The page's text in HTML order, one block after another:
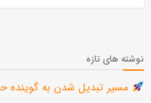
نوشته های تازه
مسیر تبدیل شدن به گوینده